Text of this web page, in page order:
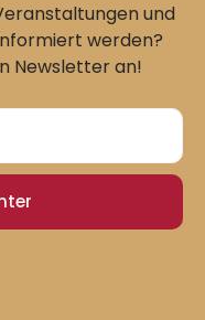
und
werden?
Newsletter an!